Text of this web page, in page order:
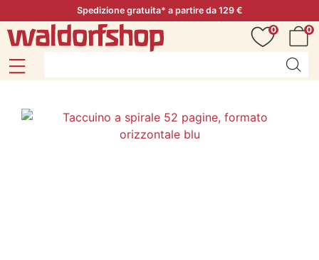
Spedizione gratuita* a partire da 129 €
0
0